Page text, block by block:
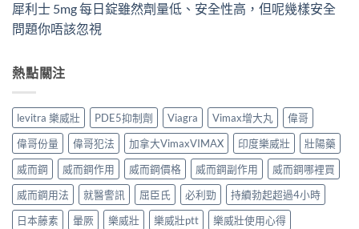
犀利士 5mg 每日錠雖然劑量低、安全性高，但呢幾樣安全
問題你唔該忽視
熱點關注
levitra 樂威壯 PDE5抑制劑 Viagra Vimax增大丸
偉哥
偉哥份量
偉哥犯法 加拿大VimaxVIMAX 印度樂威壯
壯陽藥
威而鋼
威而鋼作用 威而鋼價格 威而鋼副作用
威而鋼哪裡買
威而鋼用法
就醫警訊 屈臣氏 必利勁
持續勃起超過4小時
日本藤素
暈厥 樂威壯 樂威壯ptt 樂威壯使用心得